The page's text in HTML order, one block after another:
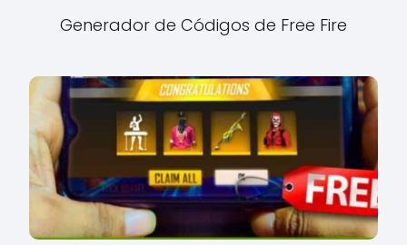
Generador de Códigos de Free Fire